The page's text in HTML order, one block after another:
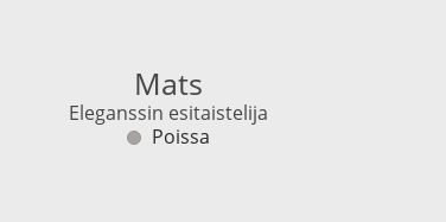
Mats
Eleganssin esitaistelija
Poissa